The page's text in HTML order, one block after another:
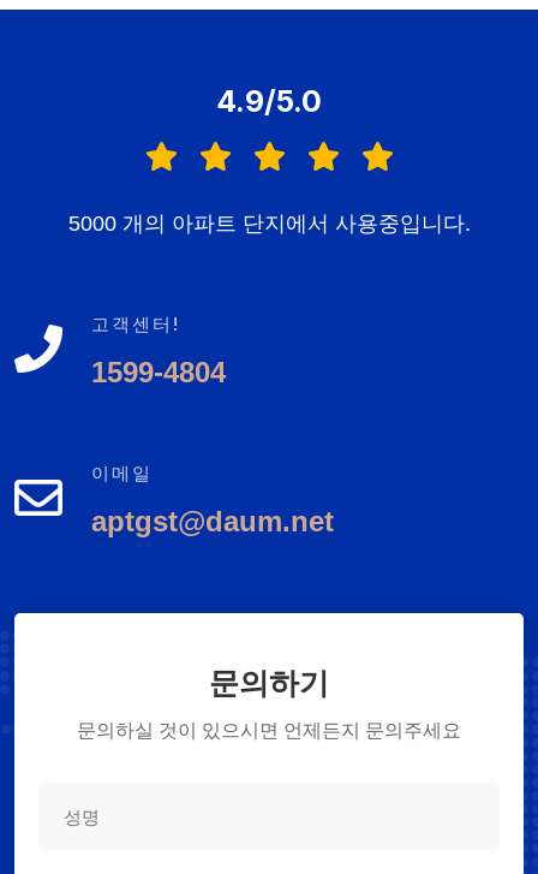
4.9/5.0
5000 개의 아파트 단지에서 사용중입니다.
고객센터!
1599-4804
이메일
aptgst@daum.net
문의하기
문의하실 것이 있으시면 언제든지 문의주세요